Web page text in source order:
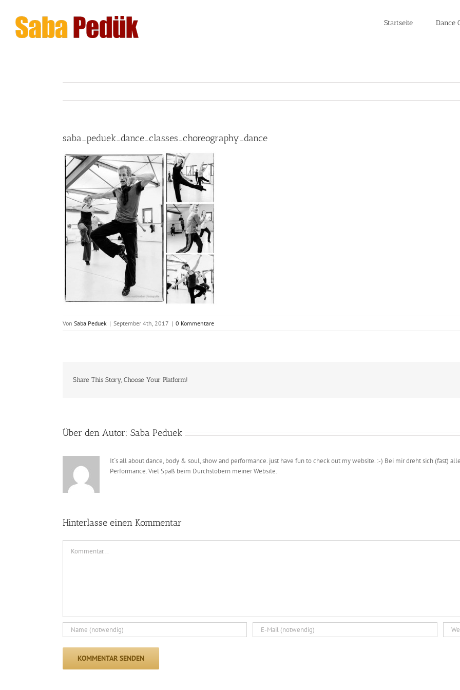
springen
Startseite Dance
saba_peduek_dance_classes_choreography_dance
Von Saba Peduek | September 4th, 2017 | 0 Kommentare
Share This Story, Choose Your Platform!
Über den Autor: Saba Peduek
It´s all about dance, body & soul, show and performance. just have fun to check out my website. :-) Bei mir dreht sich (fast)
Performance. Viel Spaß beim Durchstöbern meiner Website.
Hinterlasse einen Kommentar